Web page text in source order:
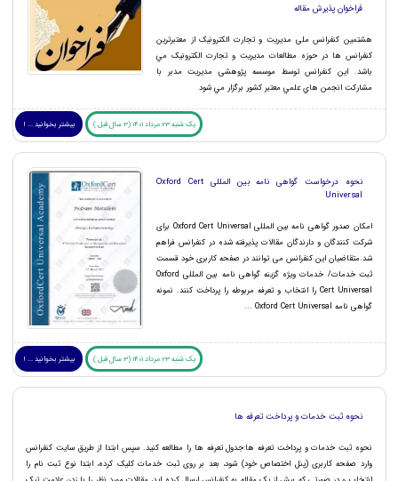
فراخوان پذیرش مقاله
هشتمین کنفرانس ملی مدیریت و تجارت الکترونیک از معتبرترين
كنفرانس ها در حوزه مطالعات مديريت و تجارت الکترونیک مي
باشد. اين کنفرانس توسط موسسه پژوهشی مدیریت مدبر با
مشاركت انجمن هاي علمي معتبر كشور برگزار مي شود
یک شنبه 23 مرداد 1401 (3 سال قبل ) بیشتر بخوانید ... !
نحوه درخواست گواهی نامه بین المللی Oxford Cert
Universal
امکان صدور گواهی نامه بین المللی Oxford Cert Universal برای
شرکت کنندگان و دارندگان مقالات پذیرفته شده در کنفرانس فراهم
شد.متقاضیان این کنفرانس می توانند در صفحه کاربری خود قسمت
ثبت خدمات/ خدمات ویژه گزینه گواهی نامه بین المللی Oxford
Cert Universal را انتخاب و تعرفه مربوطه را پرداخت کنند. نمونه
گواهی نامه Oxford Cert Universal ...
یک شنبه 23 مرداد 1401 (3 سال قبل ) بیشتر بخوانید ... !
نحوه ثبت خدمات و پرداخت تعرفه ها
نحوه ثبت خدمات و پرداخت تعرفه ها:جدول تعرفه ها را مطالعه کنید. سپس ابتدا از طریق سایت کنفرانس
وارد صفحه کاربری (پنل اختصاص خود) شود، بعد بر روی ثبت خدمات کلیک کرده، ابتدا نوع ثبت نام را